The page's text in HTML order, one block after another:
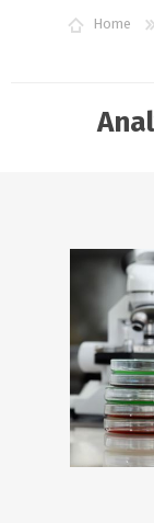
WUNSCHLISTE
Home